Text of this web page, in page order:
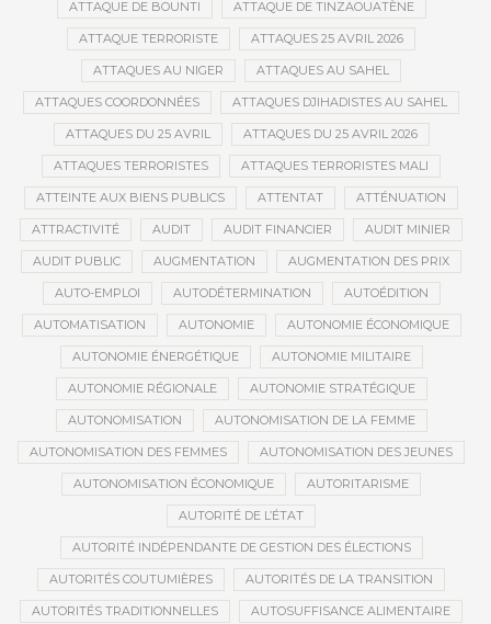
ATTAQUE DE BOUNTI ATTAQUE DE TINZAOUATÈNE
ATTAQUE TERRORISTE ATTAQUES 25 AVRIL 2026
ATTAQUES AU NIGER ATTAQUES AU SAHEL
ATTAQUES COORDONNÉES ATTAQUES DJIHADISTES AU SAHEL
ATTAQUES DU 25 AVRIL ATTAQUES DU 25 AVRIL 2026
ATTAQUES TERRORISTES ATTAQUES TERRORISTES MALI
ATTEINTE AUX BIENS PUBLICS ATTENTAT ATTÉNUATION
ATTRACTIVITÉ AUDIT AUDIT FINANCIER AUDIT MINIER
AUDIT PUBLIC AUGMENTATION AUGMENTATION DES PRIX
AUTO-EMPLOI AUTODÉTERMINATION AUTOÉDITION
AUTOMATISATION AUTONOMIE AUTONOMIE ÉCONOMIQUE
AUTONOMIE ÉNERGÉTIQUE AUTONOMIE MILITAIRE
AUTONOMIE RÉGIONALE AUTONOMIE STRATÉGIQUE
AUTONOMISATION AUTONOMISATION DE LA FEMME
AUTONOMISATION DES FEMMES AUTONOMISATION DES JEUNES
AUTONOMISATION ÉCONOMIQUE AUTORITARISME
AUTORITÉ DE L’ÉTAT
AUTORITÉ INDÉPENDANTE DE GESTION DES ÉLECTIONS
AUTORITÉS COUTUMIÈRES AUTORITÉS DE LA TRANSITION
AUTORITÉS TRADITIONNELLES AUTOSUFFISANCE ALIMENTAIRE